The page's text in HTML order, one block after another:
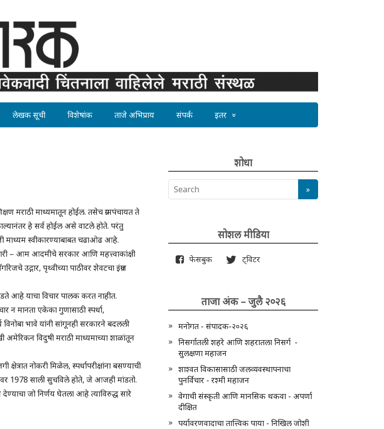
लेखक सूची विशेषांक ताजे अभिप्राय संपर्क इतर
मराठी माध्यमातून होईल. तसेच ग्रामपंचायत ते
हे सर्व होईल असे वाटले होते. परंतु
माध्यम स्वीकारण्याबाबत चढाओढ आहे.
– आम आदमीचे सरकार आणि महत्त्वाकांक्षी
उद्गार, पृथ्वीच्या पाठीवर शेवटचा इंग्रज
आहे याचा विचार पालक करत नाहीत.
न मानता एकेका गुणासाठी स्पर्धा,
विनोबा भावे यांनी सांगूनही सरकारने बदलली
अमेरिकन विदुषी मराठी माध्यमाच्या शाळांतून
क्षेत्रात नोकरी मिळेल, स्पर्धापरीक्षांना बसण्याची
1978 साली सुचविले होते, जे आजही मांडतो.
जो निर्णय घेतला आहे त्याविरुद्ध सारे
शोधा
सोशल मीडिया
फेसबुक ट्विटर
ताजा अंक – जुलै २०२६
मनोगत - संपादक-२०२६
निसर्गातली शहरे आणि शहरातला निसर्ग -
सुलक्षणा महाजन
शाश्वत विकासासाठी जलव्यवस्थापनाचा
पुनर्विचार - रश्मी महाजन
वेगाची संस्कृती आणि मानसिक थकवा - अपर्णा
दीक्षित
पर्यावरणवादाचा तात्त्विक पाया - निखिल जोशी